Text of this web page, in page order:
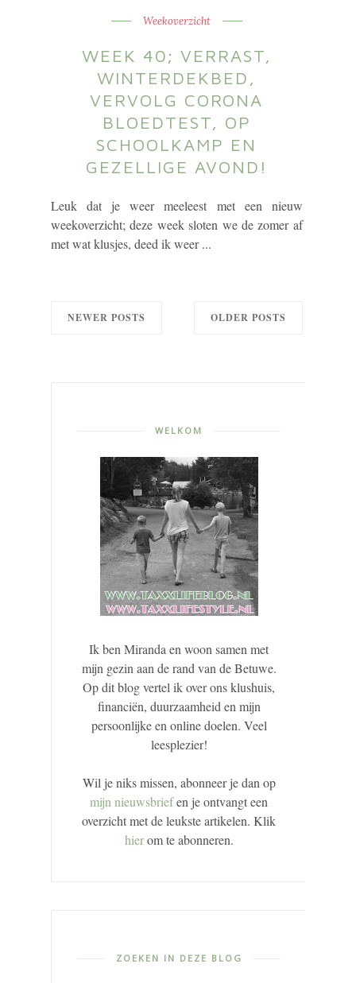
Weekoverzicht
WEEK 40; VERRAST,
WINTERDEKBED,
VERVOLG CORONA
BLOEDTEST, OP
SCHOOLKAMP EN
GEZELLIGE AVOND!
Leuk dat je weer meeleest met een nieuw
weekoverzicht; deze week sloten we de zomer af
met wat klusjes, deed ik weer ...
NEWER POSTS OLDER POSTS
WELKOM
Ik ben Miranda en woon samen met
mijn gezin aan de rand van de Betuwe.
Op dit blog vertel ik over ons klushuis,
financiën, duurzaamheid en mijn
persoonlijke en online doelen. Veel
leesplezier!
Wil je niks missen, abonneer je dan op
mijn nieuwsbriefen je ontvangt een
overzicht met de leukste artikelen. Klik
hierom te abonneren.
ZOEKEN IN DEZE BLOG